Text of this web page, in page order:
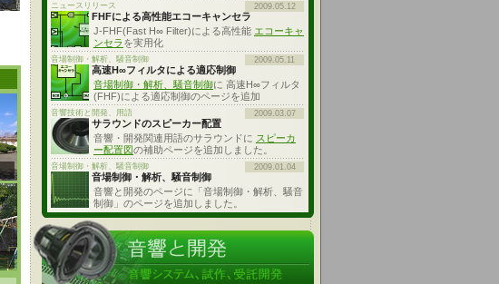
ニュースリリース 2009.05.12
FHFによる高性能エコーキャンセラ
J-FHF(Fast H∞ Filter)による高性能 エコーキャ
ンセラ を実用化
音場制御・解析、騒音制御 2009.05.11
高速H∞フィルタによる適応制御
音場制御・解析、騒音制御に 高速H∞フィルタ
(FHF)による適応制御のページを追加
音響技術と開発、用語 2009.03.07
サラウンドのスピーカー配置
音響・開発関連用語のサラウンドに スピーカ
ー配置図の補助ページを追加しました。
音場制御・解析、騒音制御 2009.01.04
音場制御・解析、騒音制御
音響と開発のページに「音場制御・解析、騒音
制御」のページを追加しました。